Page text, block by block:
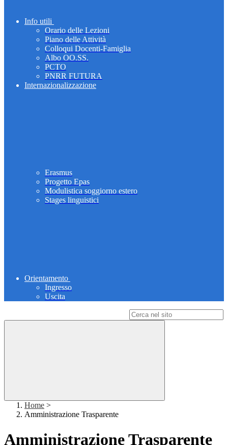
Info utili
Orario delle Lezioni
Piano delle Attività
Colloqui Docenti-Famiglia
Albo OO.SS.
PCTO
PNRR FUTURA
Internazionalizzazione
Erasmus
Progetto Epas
Modulistica soggiorno estero
Stages linguistici
Orientamento
Ingresso
Uscita
Home >
Amministrazione Trasparente
Amministrazione Trasparente